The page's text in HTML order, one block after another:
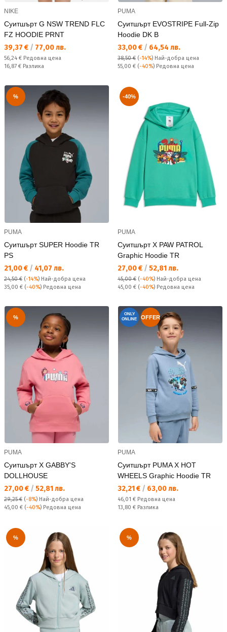
NIKE
Суитшърт G NSW TREND FLC
FZ HOODIE PRNT
Текуща цена:
39,37 € / 77,00 лв.
Редовна цена:
56,24 € Редовна цена
Спестявате:
16,87 € Разлика
PUMA
Суитшърт EVOSTRIPE Full-Zip
Hoodie DK B
Текуща цена:
33,00 € / 64,54 лв.
38,50 € (-14%) Най-добра цена
Редовна цена:
55,00 € (-40%) Редовна цена
%
PUMA
Суитшърт SUPER Hoodie TR
PS
Текуща цена:
21,00 € / 41,07 лв.
24,50 € (-14%) Най-добра цена
Редовна цена:
35,00 € (-40%) Редовна цена
-40%
PUMA
Суитшърт X PAW PATROL
Graphic Hoodie TR
Текуща цена:
27,00 € / 52,81 лв.
45,00 € (-40%) Най-добра цена
Редовна цена:
45,00 € (-40%) Редовна цена
%
PUMA
Суитшърт X GABBY'S
DOLLHOUSE
Текуща цена:
27,00 € / 52,81 лв.
29,25 € (-8%) Най-добра цена
Редовна цена:
45,00 € (-40%) Редовна цена
ONLY
ONLINE
OFFER
PUMA
Суитшърт PUMA X HOT
WHEELS Graphic Hoodie TR
Текуща цена:
32,21 € / 63,00 лв.
Редовна цена:
46,01 € Редовна цена
Спестявате:
13,80 € Разлика
% %